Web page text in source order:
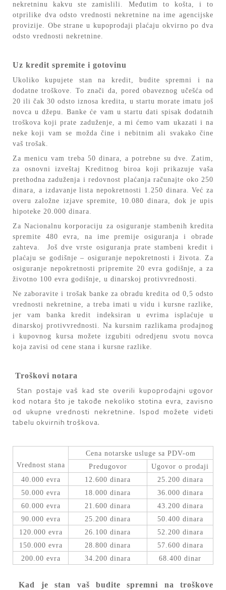
nekretninu kakvu ste zamislili. Međutim to košta, i to
otprilike dva odsto vrednosti nekretnine na ime agencijske
provizije. Obe strane u kupoprodaji plaćaju okvirno po dva
odsto vrednosti nekretnine.
Uz kredit spremite i gotovinu
Ukoliko kupujete stan na kredit, budite spremni i na
dodatne troškove. To znači da, pored obaveznog učešća od
20 ili čak 30 odsto iznosa kredita, u startu morate imatu još
novca u džepu. Banke će vam u startu dati spisak dodatnih
troškova koji prate zaduženje, a mi ćemo vam ukazati i na
neke koji vam se možda čine i nebitnim ali svakako čine
vaš trošak.
Za menicu vam treba 50 dinara, a potrebne su dve. Zatim,
za osnovni izveštaj Kreditnog biroa koji prikazuje vaša
prethodna zaduženja i redovnost plaćanja računajte oko 250
dinara, a izdavanje lista nepokretnosti 1.250 dinara. Već za
overu založne izjave spremite, 10.080 dinara, dok je upis
hipoteke 20.000 dinara.
Za Nacionalnu korporaciju za osiguranje stambenih kredita
spremite 480 evra, na ime premije osiguranja i obrade
zahteva. Još dve vrste osiguranja prate stambeni kredit i
plaćaju se godišnje – osiguranje nepokretnosti i života. Za
osiguranje nepokretnosti pripremite 20 evra godišnje, a za
životno 100 evra godišnje, u dinarskoj protivvrednosti.
Ne zaboravite i trošak banke za obradu kredita od 0,5 odsto
vrednosti nekretnine, a treba imati u vidu i kursne razlike,
jer vam banka kredit indeksiran u evrima isplaćuje u
dinarskoj protivvrednosti. Na kursnim razlikama prodajnog
i kupovnog kursa možete izgubiti odredjenu svotu novca
koja zavisi od cene stana i kursne razlike.
Troškovi notara
Stan postaje vaš kad ste overili kupoprodajni ugovor
kod notara što je takođe nekoliko stotina evra, zavisno
od ukupne vrednosti nekretnine. Ispod možete videti
tabelu okvirnih troškova.
Vrednost stаnа
Cenа notаrske usluge sа PDV-om
Predugovor
Ugovor o prodаji
40.000 evrа
12.600 dinаrа
25.200 dinаrа
50.000 evrа
18.000 dinаrа
36.000 dinаrа
60.000 evrа
21.600 dinаrа
43.200 dinаrа
90.000 evrа
25.200 dinаrа
50.400 dinаrа
120.000 evrа
26.100 dinаrа
52.200 dinаrа
150.000 evrа
28.800 dinаrа
57.600 dinаrа
200.00 evrа
34.200 dinаrа 68.400 dinаr
Kad je stan vaš budite spremni na troškove